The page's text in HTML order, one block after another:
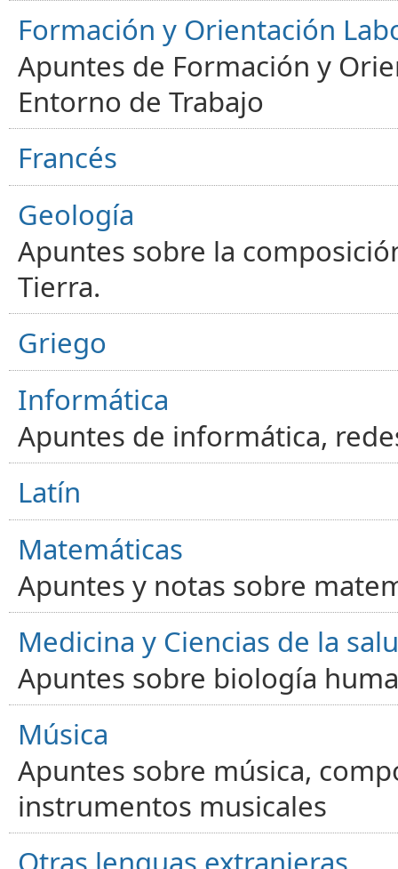
Formación y Orientación
Apuntes de Formación y
Entorno de Trabajo
Francés
Geología
Apuntes sobre la
Tierra.
Griego
Informática
Apuntes de informática,
Latín
Matemáticas
Apuntes y notas sobre
Medicina y Ciencias de la
Apuntes sobre biología
Música
Apuntes sobre música,
instrumentos musicales
Otras lenguas extranjeras